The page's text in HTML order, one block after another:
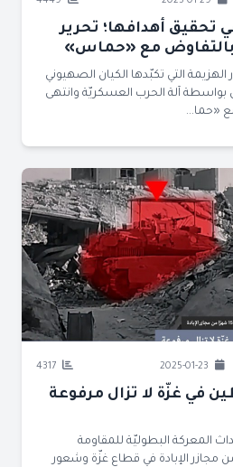
تحقيق أهدافها؛ تحرير
بالتفاوض مع «حماس»
التي تكبّدها الكيان الصهيوني
بواسطة آلة الحرب العسكريّة وانتهى
«حما...
في غزّة لا تزال مرفوعة
المعركة البطوليّة للمقاومة
بعد 15 شهرًا من مجازر الإبادة في قطاع غزّة وشعور